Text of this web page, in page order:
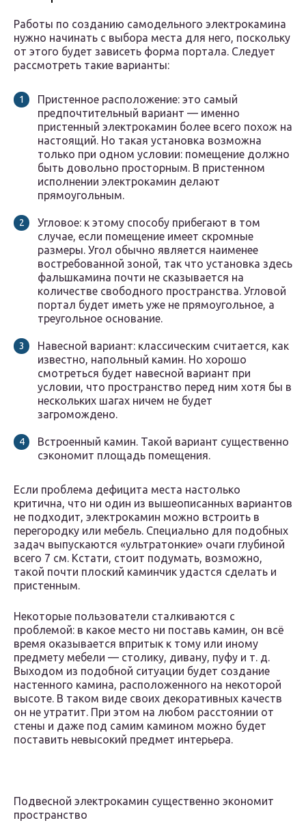
Работы по созданию самодельного электрокамина
нужно начинать с выбора места для него, поскольку
от этого будет зависеть форма портала. Следует
рассмотреть такие варианты:
Пристенное расположение: это самый
предпочтительный вариант — именно
пристенный электрокамин более всего похож на
настоящий. Но такая установка возможна
только при одном условии: помещение должно
быть довольно просторным. В пристенном
исполнении электрокамин делают
прямоугольным.
Угловое: к этому способу прибегают в том
случае, если помещение имеет скромные
размеры. Угол обычно является наименее
востребованной зоной, так что установка здесь
фальшкамина почти не сказывается на
количестве свободного пространства. Угловой
портал будет иметь уже не прямоугольное, а
треугольное основание.
Навесной вариант: классическим считается, как
известно, напольный камин. Но хорошо
смотреться будет навесной вариант при
условии, что пространство перед ним хотя бы в
нескольких шагах ничем не будет
загромождено.
Встроенный камин. Такой вариант существенно
сэкономит площадь помещения.
Если проблема дефицита места настолько
критична, что ни один из вышеописанных вариантов
не подходит, электрокамин можно встроить в
перегородку или мебель. Специально для подобных
задач выпускаются «ультратонкие» очаги глубиной
всего 7 см. Кстати, стоит подумать, возможно,
такой почти плоский каминчик удастся сделать и
пристенным.
Некоторые пользователи сталкиваются с
проблемой: в какое место ни поставь камин, он всё
время оказывается впритык к тому или иному
предмету мебели — столику, дивану, пуфу и т. д.
Выходом из подобной ситуации будет создание
настенного камина, расположенного на некоторой
высоте. В таком виде своих декоративных качеств
он не утратит. При этом на любом расстоянии от
стены и даже под самим камином можно будет
поставить невысокий предмет интерьера.
Подвесной электрокамин существенно экономит
пространство